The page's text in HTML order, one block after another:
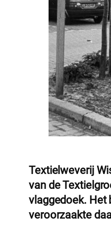
Textielweverij
van de
vlaggedoek. Het
veroorzaakte